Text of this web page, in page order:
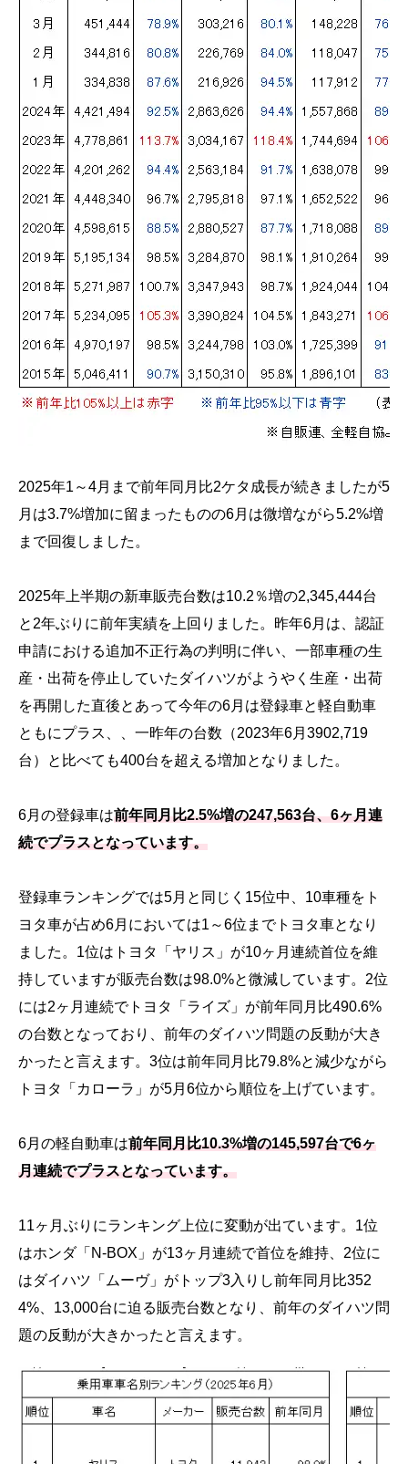
2025年1～4月まで前年同月比2ケタ成長が続きましたが5
月は3.7%増加に留まったものの6月は微増ながら5.2%増
まで回復しました。
2025年上半期の新車販売台数は10.2％増の2,345,444台
と2年ぶりに前年実績を上回りました。昨年6月は、認証
申請における追加不正行為の判明に伴い、一部車種の生
産・出荷を停止していたダイハツがようやく生産・出荷
を再開した直後とあって今年の6月は登録車と軽自動車
ともにプラス、、一昨年の台数（2023年6月3902,719
台）と比べても400台を超える増加となりました。
6月の登録車は前年同月比2.5%増の247,563台、6ヶ月連
続でプラスとなっています。
登録車ランキングでは5月と同じく15位中、10車種をト
ヨタ車が占め6月においては1～6位までトヨタ車となり
ました。1位はトヨタ「ヤリス」が10ヶ月連続首位を維
持していますが販売台数は98.0%と微減しています。2位
には2ヶ月連続でトヨタ「ライズ」が前年同月比490.6%
の台数となっており、前年のダイハツ問題の反動が大き
かったと言えます。3位は前年同月比79.8%と減少ながら
トヨタ「カローラ」が5月6位から順位を上げています。
6月の軽自動車は前年同月比10.3%増の145,597台で6ヶ
月連続でプラスとなっています。
11ヶ月ぶりにランキング上位に変動が出ています。1位
はホンダ「N-BOX」が13ヶ月連続で首位を維持、2位に
はダイハツ「ムーヴ」がトップ3入りし前年同月比352
4%、13,000台に迫る販売台数となり、前年のダイハツ問
題の反動が大きかったと言えます。